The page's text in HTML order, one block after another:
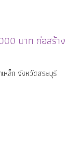
บาท ก่อสร้าง
หล็ก จังหวัดสระบุรี